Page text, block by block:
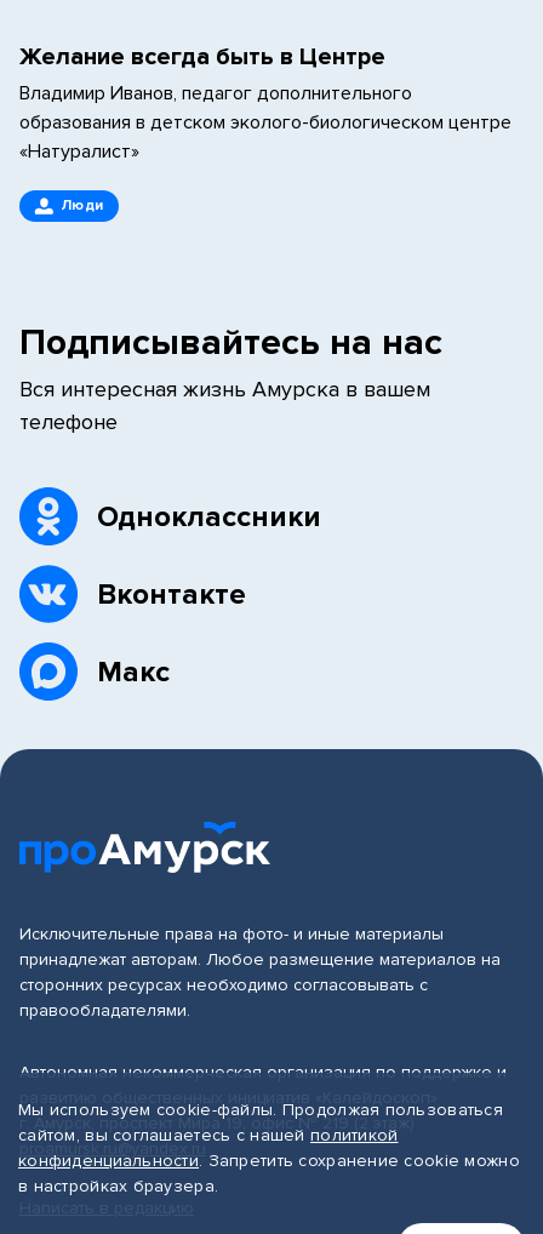
Желание всегда быть в Центре
Владимир Иванов, педагог дополнительного
образования в детском эколого-биологическом центре
«Натуралист»
Люди
Подписывайтесь на нас
Вся интересная жизнь Амурска в вашем
телефоне
Одноклассники
Вконтакте
Макс
Исключительные права на фото- и иные материалы
принадлежат авторам. Любое размещение материалов на
сторонних ресурсах необходимо согласовывать с
правообладателями.
Автономная некоммерческая организация по поддержке и
г. Амурск, проспект Мира 19, офис № 219 (2 этаж)
proamursk.ru@yandex.ru
Мы используем cookie-файлы. Продолжая пользоваться
сайтом, вы соглашаетесь с нашей политикой
конфиденциальности. Запретить сохранение cookie можно
в настройках браузера.